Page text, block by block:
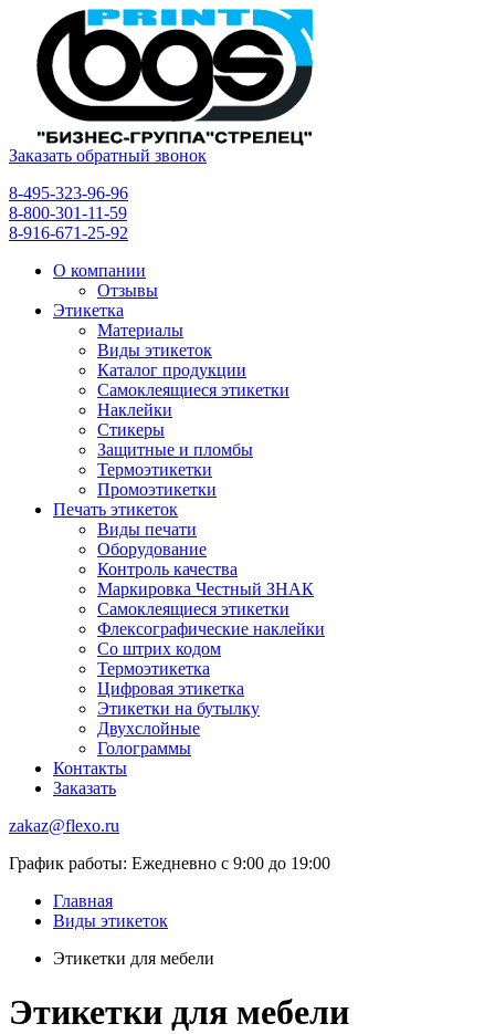
Заказать обратный звонок
8-495-323-96-96
8-800-301-11-59
8-916-671-25-92
О компании
Отзывы
Этикетка
Материалы
Виды этикеток
Каталог продукции
Самоклеящиеся этикетки
Наклейки
Стикеры
Защитные и пломбы
Термоэтикетки
Промоэтикетки
Печать этикеток
Виды печати
Оборудование
Контроль качества
Маркировка Честный ЗНАК
Самоклеящиеся этикетки
Флексографические наклейки
Со штрих кодом
Термоэтикетка
Цифровая этикетка
Этикетки на бутылку
Двухслойные
Голограммы
Контакты
Заказать
zakaz@flexo.ru
График работы: Ежедневно с 9:00 до 19:00
Главная
Виды этикеток
Этикетки для мебели
Этикетки для мебели